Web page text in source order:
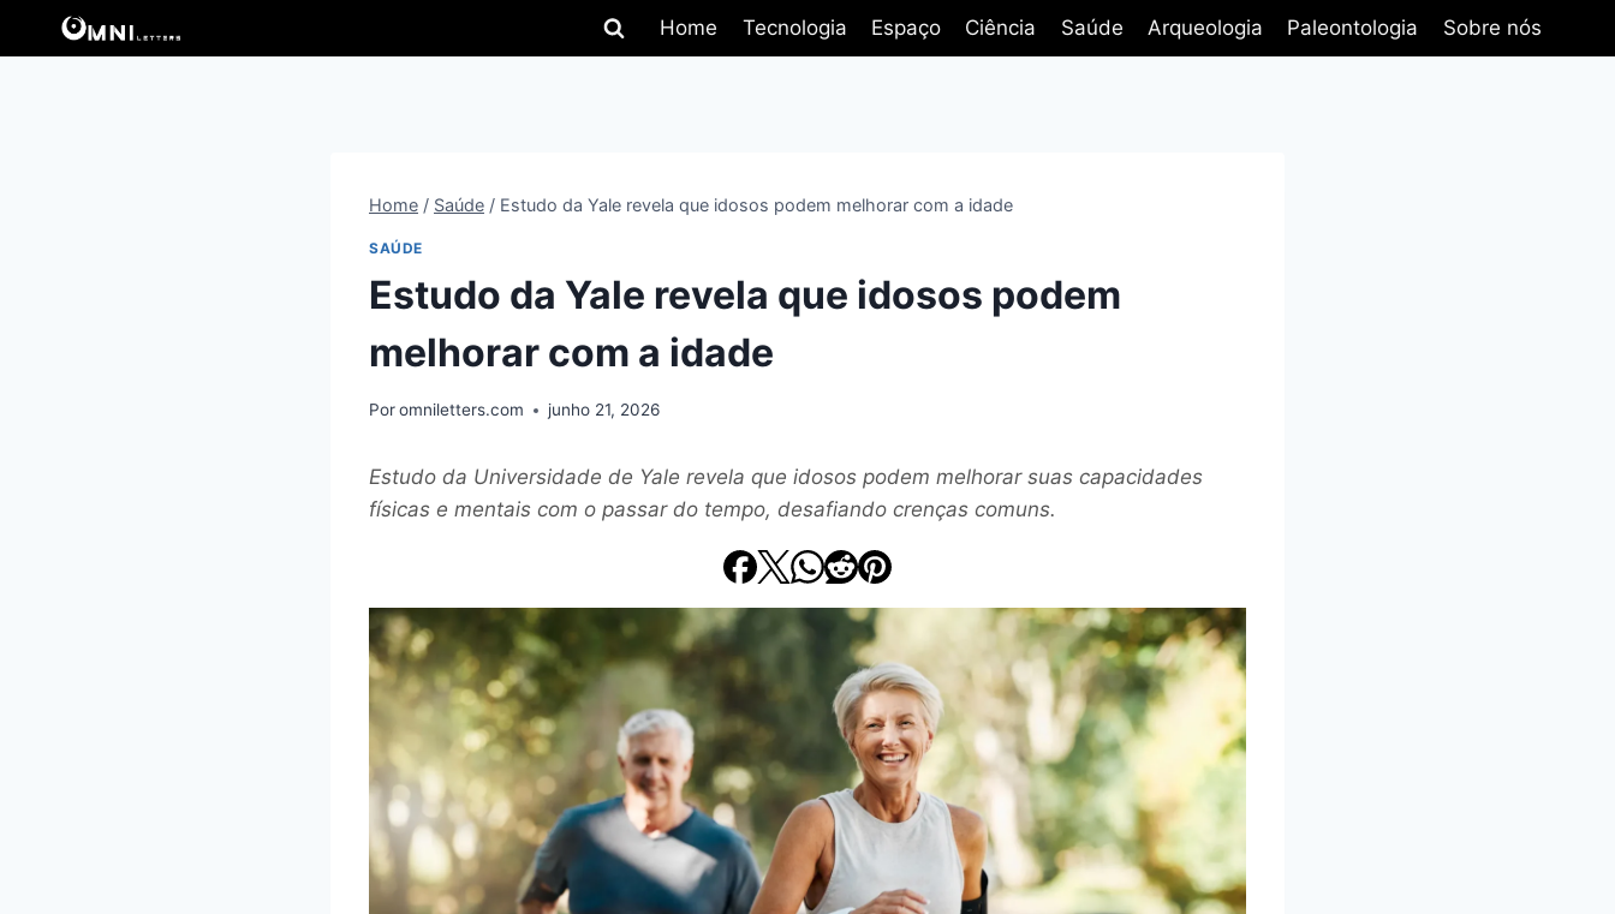
Home Tecnologia Espaço Ciência Saúde Arqueologia Paleontologia Sobre nós
Home / Saúde / Estudo da Yale revela que idosos podem melhorar com a idade
SAÚDE
Estudo da Yale revela que idosos podem
melhorar com a idade
Poromniletters.com junho 21, 2026
Estudo da Universidade de Yale revela que idosos podem melhorar suas capacidades
físicas e mentais com o passar do tempo, desafiando crenças comuns.